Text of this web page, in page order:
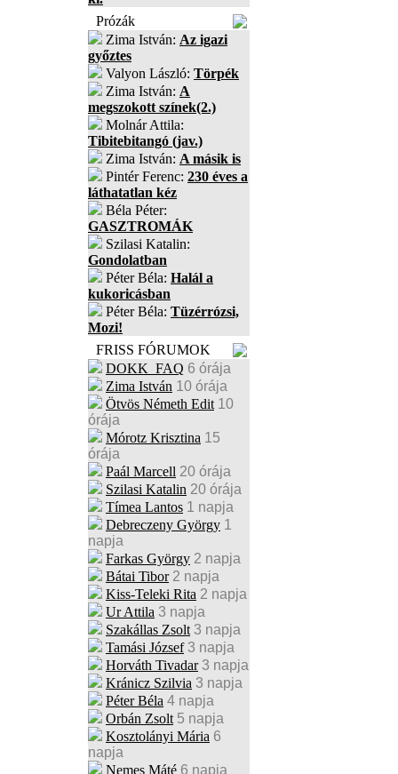
Prózák
Zima István: Az igazi
győztes
Valyon László: Törpék
Zima István: A
megszokott színek(2.)
Molnár Attila:
Tibitebitangó (jav.)
Zima István: A másik is
Pintér Ferenc: 230 éves a
láthatatlan kéz
Béla Péter:
GASZTROMÁK
Szilasi Katalin:
Gondolatban
Péter Béla: Halál a
kukoricásban
Péter Béla: Tüzérrózsi,
Mozi!
FRISS FÓRUMOK
DOKK_FAQ 6 órája
Zima István 10 órája
Ötvös Németh Edit 10
órája
Mórotz Krisztina 15
órája
Paál Marcell 20 órája
Szilasi Katalin 20 órája
Tímea Lantos 1 napja
Debreczeny György 1
napja
Farkas György 2 napja
Bátai Tibor 2 napja
Kiss-Teleki Rita 2 napja
Ur Attila 3 napja
Szakállas Zsolt 3 napja
Tamási József 3 napja
Horváth Tivadar 3 napja
Kránicz Szilvia 3 napja
Péter Béla 4 napja
Orbán Zsolt 5 napja
Kosztolányi Mária 6
napja
Nemes Máté 6 napja